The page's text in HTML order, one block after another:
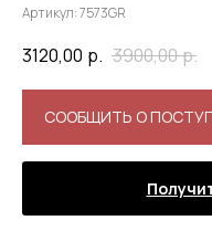
Артикул:7573GR
3120,00 р. 3900,00р.
СООБЩИТЬ О